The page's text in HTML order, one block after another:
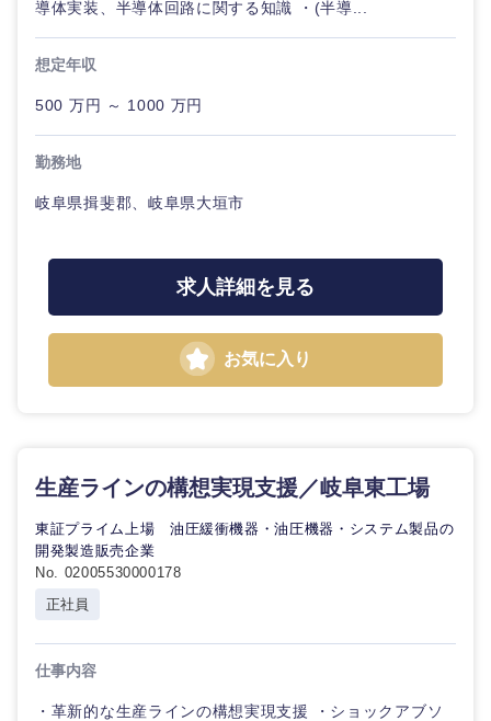
導体実装、半導体回路に関する知識 ・(半導...
想定年収
500 万円 ～ 1000 万円
勤務地
岐阜県揖斐郡、岐阜県大垣市
求人詳細を見る
お気に入り
生産ラインの構想実現支援／岐阜東工場
東証プライム上場 油圧緩衝機器・油圧機器・システム製品の
開発製造販売企業
No. 02005530000178
正社員
仕事内容
・革新的な生産ラインの構想実現支援 ・ショックアブソ